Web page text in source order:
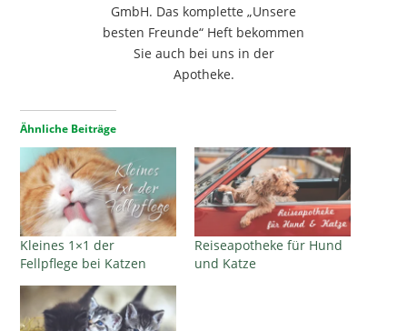
GmbH. Das komplette „Unsere
besten Freunde“ Heft bekommen
Sie auch bei uns in der
Apotheke.
Ähnliche Beiträge
Kleines 1×1 der
Fellpflege bei Katzen
Reiseapotheke für Hund
und Katze